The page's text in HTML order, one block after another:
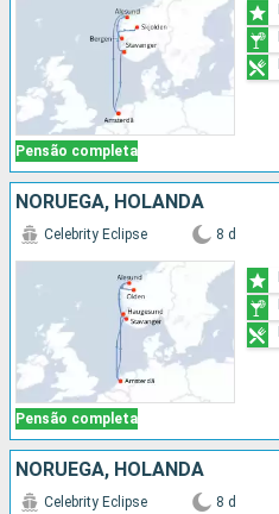
Pensão completa
NORUEGA, HOLANDA
Pensão completa
Celebrity Eclipse 8 d
NORUEGA, HOLANDA
Celebrity Eclipse 8 d